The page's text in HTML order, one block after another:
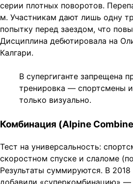
серии плотных поворотов.
м. Участникам дают лишь одну
попытку перед заездом, что
Дисциплина дебютировала на
Калгари.
В супергиганте запрещена
тренировка — спортсмены
только визуально.
Комбинация (Alpine
Тест на универсальность:
скоростном спуске и слаломе
Результаты суммируются. В